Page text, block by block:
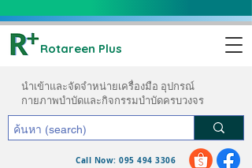
Rotareen Plus
นำเข้าและจัดจำหน่ายเครื่องมือ อุปกรณ์
กายภาพบำบัดและกิจกรรมบำบัดครบวงจร
Call Now: 095 494 3306